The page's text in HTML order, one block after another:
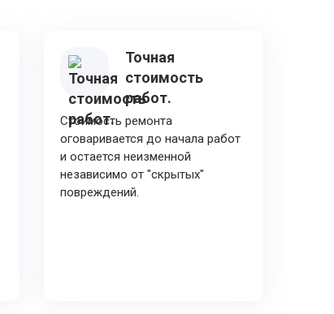
Точная
стоимость
работ.
Стоимость ремонта
оговаривается до начала работ
и остается неизменной
независимо от "скрытых"
повреждений.